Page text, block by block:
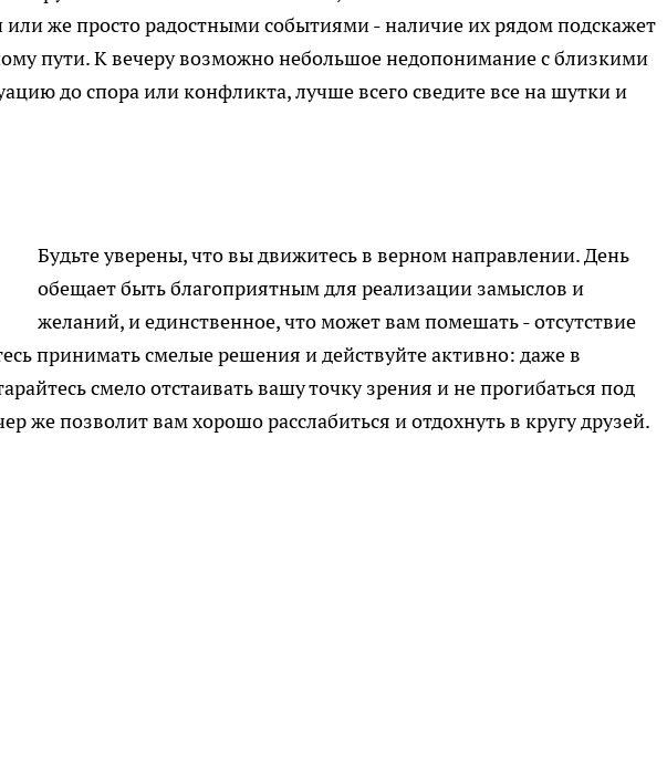
же просто радостными событиями - наличие их рядом подскажет
пути. К вечеру возможно небольшое недопонимание с близкими
до спора или конфликта, лучше всего сведите все на шутки и
Будьте уверены, что вы движитесь в верном направлении. День
обещает быть благоприятным для реализации замыслов и
желаний, и единственное, что может вам помешать - отсутствие
принимать смелые решения и действуйте активно: даже в
смело отстаивать вашу точку зрения и не прогибаться под
же позволит вам хорошо расслабиться и отдохнуть в кругу друзей.